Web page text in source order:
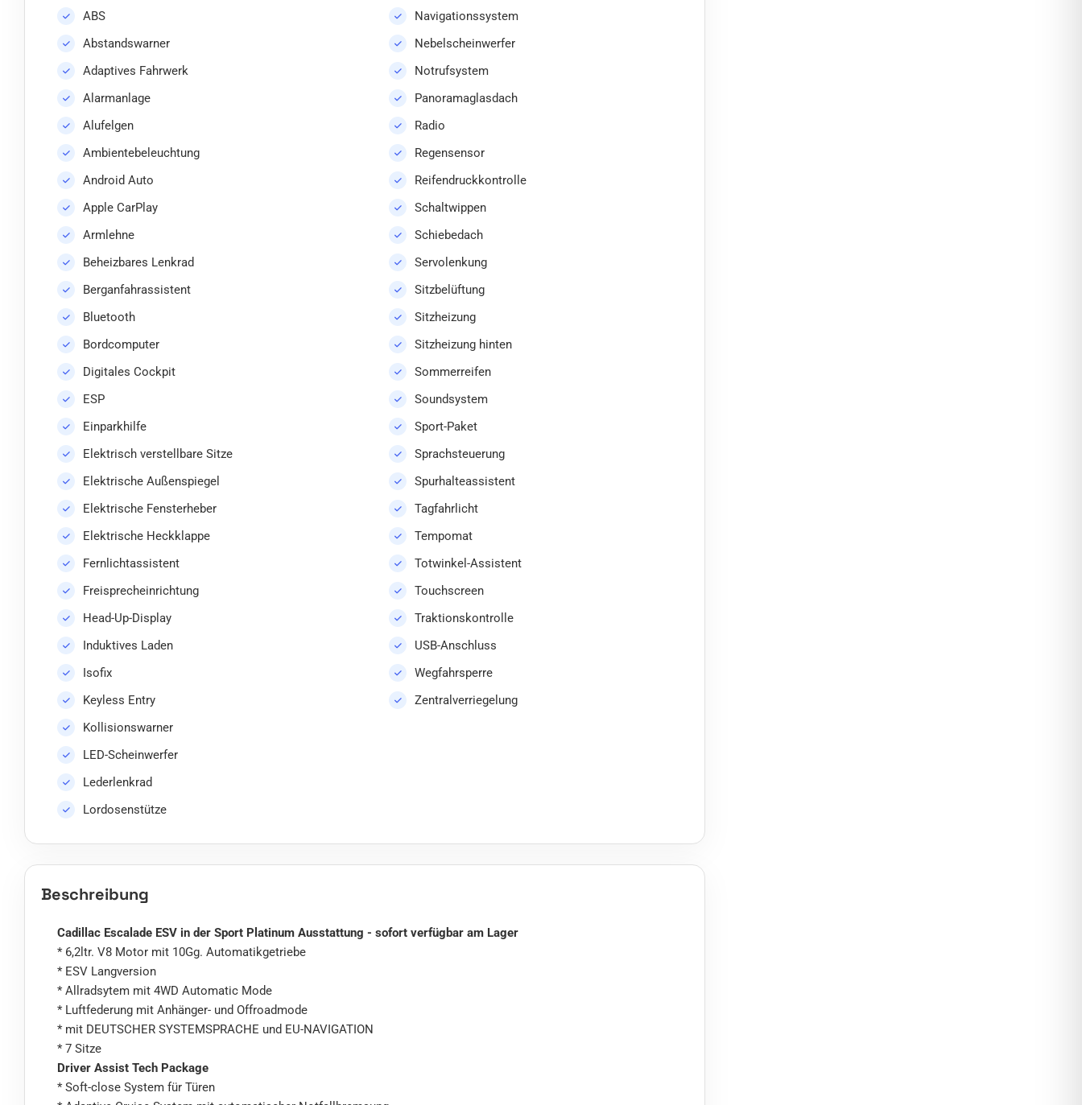
ABS
Abstandswarner
Adaptives Fahrwerk
Alarmanlage
Alufelgen
Ambientebeleuchtung
Android Auto
Apple CarPlay
Armlehne
Beheizbares Lenkrad
Berganfahrassistent
Bluetooth
Bordcomputer
Digitales Cockpit
ESP
Einparkhilfe
Elektrisch verstellbare Sitze
Elektrische Außenspiegel
Elektrische Fensterheber
Elektrische Heckklappe
Fernlichtassistent
Freisprecheinrichtung
Head-Up-Display
Induktives Laden
Isofix
Keyless Entry
Kollisionswarner
LED-Scheinwerfer
Lederlenkrad
Lordosenstütze
Navigationssystem
Nebelscheinwerfer
Notrufsystem
Panoramaglasdach
Radio
Regensensor
Reifendruckkontrolle
Schaltwippen
Schiebedach
Servolenkung
Sitzbelüftung
Sitzheizung
Sitzheizung hinten
Sommerreifen
Soundsystem
Sport-Paket
Sprachsteuerung
Spurhalteassistent
Tagfahrlicht
Tempomat
Totwinkel-Assistent
Touchscreen
Traktionskontrolle
USB-Anschluss
Wegfahrsperre
Zentralverriegelung
Beschreibung
Cadillac Escalade ESV in der Sport Platinum Ausstattung - sofort verfügbar am Lager
* 6,2ltr. V8 Motor mit 10Gg. Automatikgetriebe
* ESV Langversion
* Allradsytem mit 4WD Automatic Mode
* Luftfederung mit Anhänger- und Offroadmode
* mit DEUTSCHER SYSTEMSPRACHE und EU-NAVIGATION
* 7 Sitze
Driver Assist Tech Package
* Soft-close System für Türen